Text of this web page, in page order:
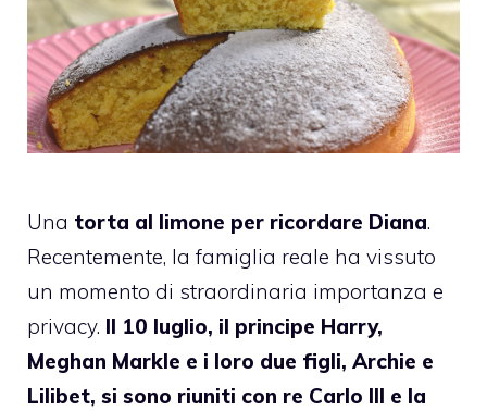
Una torta al limone per ricordare Diana.
Recentemente, la famiglia reale ha vissuto
un momento di straordinaria importanza e
privacy. Il 10 luglio, il principe Harry,
Meghan Markle e i loro due figli, Archie e
Lilibet, si sono riuniti con re Carlo III e la